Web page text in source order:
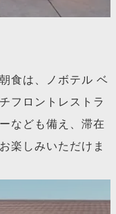
食は、ノボテル ベ
フロントレストラ
なども備え、滞在
楽しみいただけま